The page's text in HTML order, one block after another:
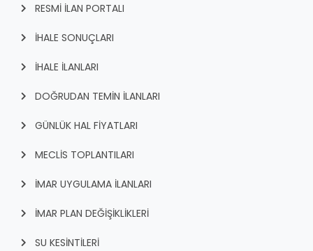
RESMİ İLAN PORTALI
İHALE SONUÇLARI
İHALE İLANLARI
DOĞRUDAN TEMİN İLANLARI
GÜNLÜK HAL FİYATLARI
MECLİS TOPLANTILARI
İMAR UYGULAMA İLANLARI
İMAR PLAN DEĞİŞİKLİKLERİ
SU KESİNTİLERİ